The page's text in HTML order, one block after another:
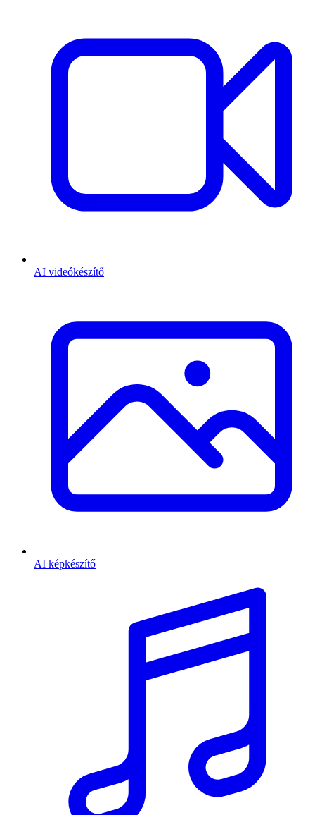
AI videókészítő
AI képkészítő